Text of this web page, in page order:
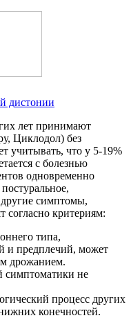
дистонии
лет принимают
Циклодол) без
учитывать, что у 5-19%
с болезнью
одновременно
симптомы,
критериям:
типа,
и предплечий, может
дрожанием.
симптоматики не
процесс других
конечностей.